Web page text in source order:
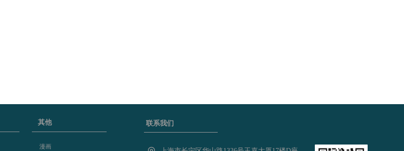
其他
漫画
联系我们